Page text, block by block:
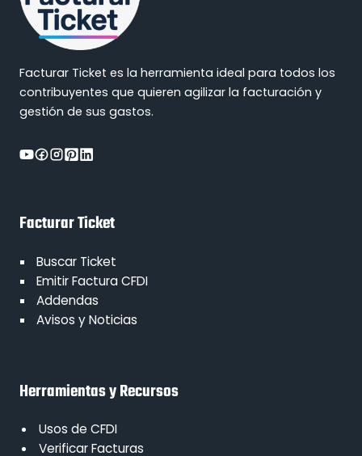
Facturar Ticket es la herramienta ideal para todos los
contribuyentes que quieren agilizar la facturación y
gestión de sus gastos.
Facturar Ticket
Buscar Ticket
Emitir Factura CFDI
Addendas
Avisos y Noticias
Herramientas y Recursos
Usos de CFDI
Verificar Facturas